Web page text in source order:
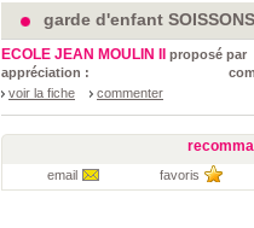
garde d'enfant
ECOLE JEAN MOULIN II proposé par
appréciation :
voir la fiche
commenter
email favoris